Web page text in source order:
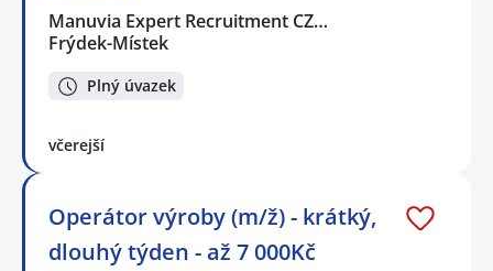
Manuvia Expert Recruitment CZ…
Frýdek-Místek
Plný úvazek
včerejší
Operátor výroby (m/ž) - krátký,
dlouhý týden - až 7 000Kč